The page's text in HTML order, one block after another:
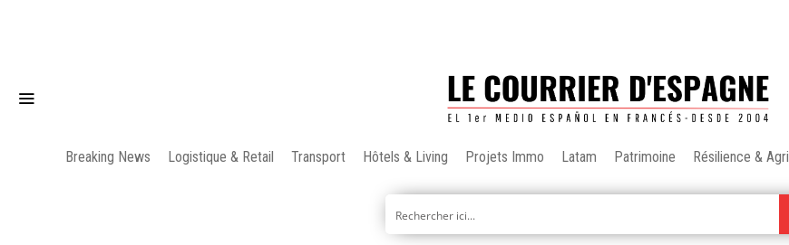
Breaking News Logistique & Retail Transport Hôtels & Living Projets Immo Latam Patrimoine Résilience & Agri